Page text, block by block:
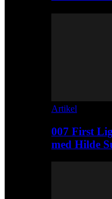
Artikel
007 First
med Hilde